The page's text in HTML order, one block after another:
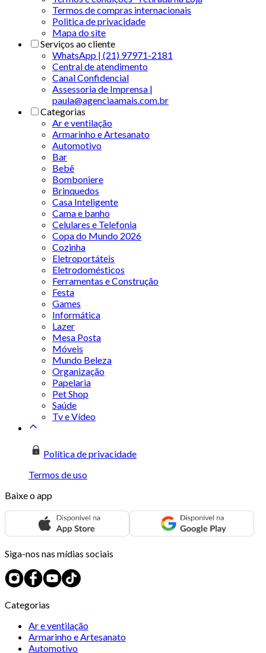
Termos de compras internacionais
Politica de privacidade
Mapa do site
Serviços ao cliente
WhatsApp | (21) 97971-2181
Central de atendimento
Canal Confidencial
Assessoria de Imprensa |
paula@agenciaamais.com.br
Categorias
Ar e ventilação
Armarinho e Artesanato
Automotivo
Bar
Bebê
Bomboniere
Brinquedos
Casa Inteligente
Cama e banho
Celulares e Telefonia
Copa do Mundo 2026
Cozinha
Eletroportáteis
Eletrodomésticos
Ferramentas e Construção
Festa
Games
Informática
Lazer
Mesa Posta
Móveis
Mundo Beleza
Organização
Papelaria
Pet Shop
Saúde
Tv e Vídeo
Política de privacidade
Termos de uso
Baixe o app
Siga-nos nas mídias sociais
Categorias
Ar e ventilação
Armarinho e Artesanato
Automotivo